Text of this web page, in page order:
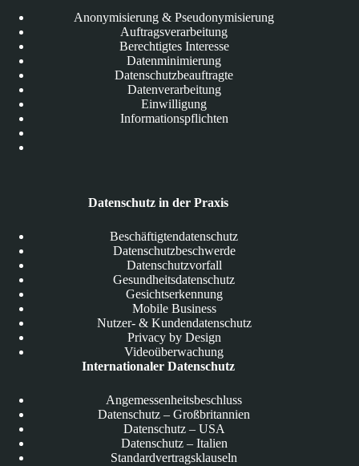
Anonymisierung & Pseudonymisierung
Auftragsverarbeitung
Berechtigtes Interesse
Datenminimierung
Datenschutzbeauftragte
Datenverarbeitung
Einwilligung
Informationspflichten
Datenschutz in der Praxis
Beschäftigtendatenschutz
Datenschutzbeschwerde
Datenschutzvorfall
Gesundheitsdatenschutz
Gesichtserkennung
Mobile Business
Nutzer- & Kundendatenschutz
Privacy by Design
Videoüberwachung
Internationaler Datenschutz
Angemessenheitsbeschluss
Datenschutz – Großbritannien
Datenschutz – USA
Datenschutz – Italien
Standardvertragsklauseln